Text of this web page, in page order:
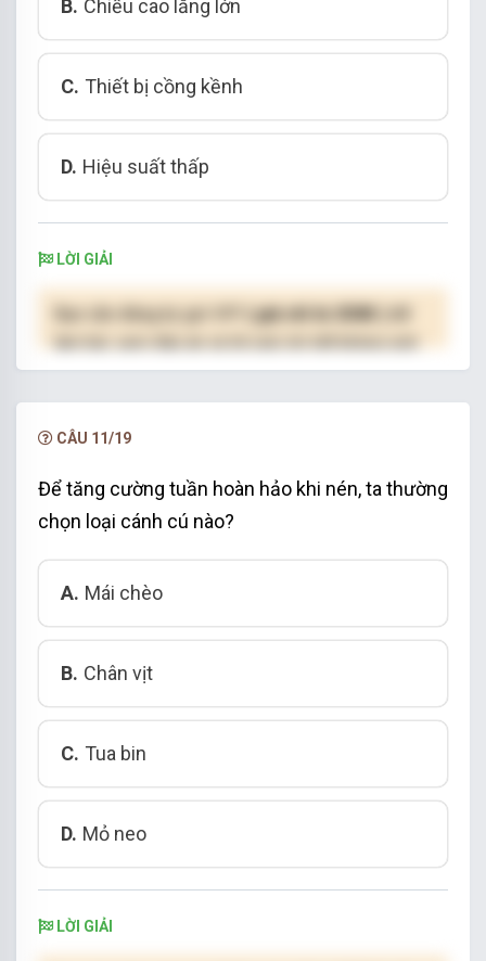
B. Chiều cao lắng lớn
C. Thiết bị cồng kềnh
D. Hiệu suất thấp
LỜI GIẢI
( giá chỉ từ 250K )
hạn.
CÂU 11/19
Để tăng cường tuần hoàn hảo khi nén, ta thường
chọn loại cánh cú nào?
A. Mái chèo
B. Chân vịt
C. Tua bin
D. Mỏ neo
LỜI GIẢI